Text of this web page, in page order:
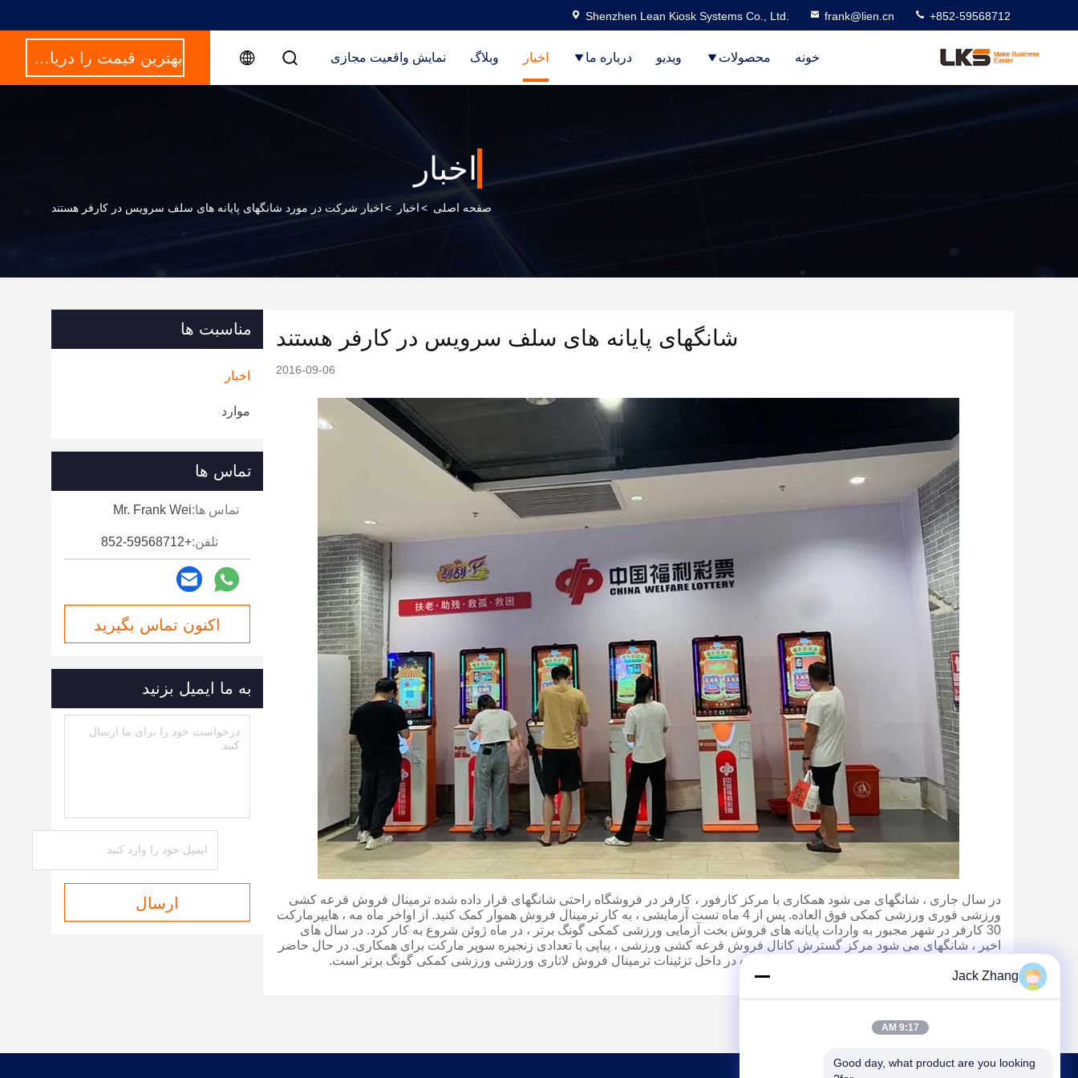
Shenzhen Lean Kiosk Systems Co., Ltd. frank@lien.cn +852-59568712
خونه محصولات ویدیو درباره ما اخبار وبلاگ نمایش واقعیت مجازی بهترین قیمت را دریافت کنید
اخبار
صفحه اصلی >اخبار >اخبار شرکت در مورد شانگهای پایانه های سلف سرویس در کارفر هستند
شانگهای پایانه های سلف سرویس در کارفر هستند
2016-09-06
در سال جاری ، شانگهای می شود همکاری با مرکز کارفور ، کارفر در فروشگاه راحتی شانگهای قرار داده شده ترمینال فروش قرعه کشی
ورزشی فوری ورزشی کمکی فوق العاده.
پس از 4 ماه تست آزمایشی ، به کار ترمینال فروش هموار کمک کنید. از اواخر ماه مه ، هایپرمارکت
30 کارفر در شهر مجبور به واردات پایانه های فروش بخت آزمایی ورزشی کمکی گونگ برتر ، در ماه ژوئن شروع به کار کرد.
در سال های
اخیر ، شانگهای می شود مرکز گسترش کانال فروش قرعه کشی ورزشی ، پیاپی با تعدادی زنجیره سوپر مارکت برای همکاری. در حال حاضر
این شهر دارای بیش از صد تجارت بزرگ فوق العاده در داخل تزئینات ترمینال فروش لاتاری ورزشی ورزشی کمکی گونگ برتر است.
مناسبت ها
اخبار
موارد
تماس ها
تماس ها:Mr. Frank Wei
تلفن:+852-59568712
اکنون تماس بگیرید
به ما ایمیل بزنید
ارسال
Jack Zhang
9:17 AM
Good day, what product are you looking